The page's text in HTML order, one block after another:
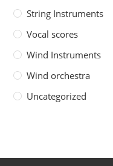
String Instruments
Vocal scores
Wind Instruments
Wind orchestra
Uncategorized